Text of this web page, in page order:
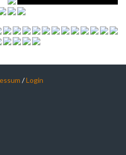
/Login